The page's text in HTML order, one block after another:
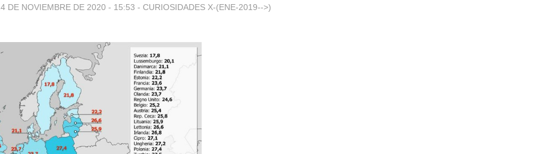
DE NOVIEMBRE DE 2020 - 15:53 - CURIOSIDADES X-(ENE-2019-->)